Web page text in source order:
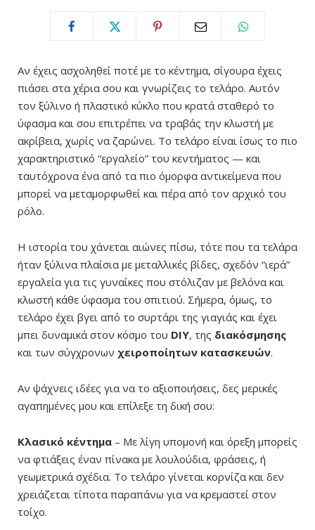
Αν έχεις ασχοληθεί ποτέ με το κέντημα, σίγουρα έχεις
πιάσει στα χέρια σου και γνωρίζεις το τελάρο. Αυτόν
τον ξύλινο ή πλαστικό κύκλο που κρατά σταθερό το
ύφασμα και σου επιτρέπει να τραβάς την κλωστή με
ακρίβεια, χωρίς να ζαρώνει. Το τελάρο είναι ίσως το πιο
χαρακτηριστικό “εργαλείο” του κεντήματος — και
ταυτόχρονα ένα από τα πιο όμορφα αντικείμενα που
μπορεί να μεταμορφωθεί και πέρα από τον αρχικό του
ρόλο.
Η ιστορία του χάνεται αιώνες πίσω, τότε που τα τελάρα
ήταν ξύλινα πλαίσια με μεταλλικές βίδες, σχεδόν “ιερά”
εργαλεία για τις γυναίκες που στόλιζαν με βελόνα και
κλωστή κάθε ύφασμα του σπιτιού. Σήμερα, όμως, το
τελάρο έχει βγει από το συρτάρι της γιαγιάς και έχει
μπει δυναμικά στον κόσμο του DIY, της διακόσμησης
και των σύγχρονων χειροποίητων κατασκευών.
Αν ψάχνεις ιδέες για να το αξιοποιήσεις, δες μερικές
αγαπημένες μου και επίλεξε τη δική σου:
Κλασικό κέντημα – Με λίγη υπομονή και όρεξη μπορείς
να φτιάξεις έναν πίνακα με λουλούδια, φράσεις, ή
γεωμετρικά σχέδια. Το τελάρο γίνεται κορνίζα και δεν
χρειάζεται τίποτα παραπάνω για να κρεμαστεί στον
τοίχο.